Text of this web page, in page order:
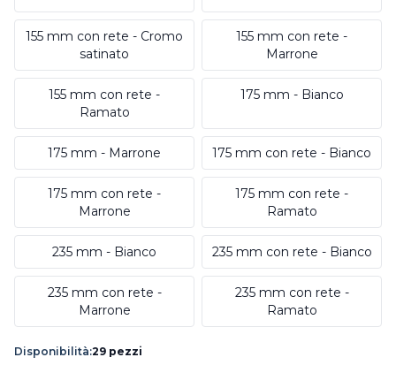
155 mm con rete - Cromo
satinato
155 mm con rete -
Marrone
155 mm con rete -
Ramato
175 mm - Bianco
175 mm - Marrone 175 mm con rete - Bianco
175 mm con rete -
Marrone
175 mm con rete -
Ramato
235 mm - Bianco 235 mm con rete - Bianco
235 mm con rete -
Marrone
235 mm con rete -
Ramato
Disponibilità:29 pezzi